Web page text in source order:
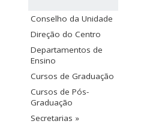
Conselho da Unidade
Direção do Centro
Departamentos de
Ensino
Cursos de Graduação
Cursos de Pós-
Graduação
Secretarias »